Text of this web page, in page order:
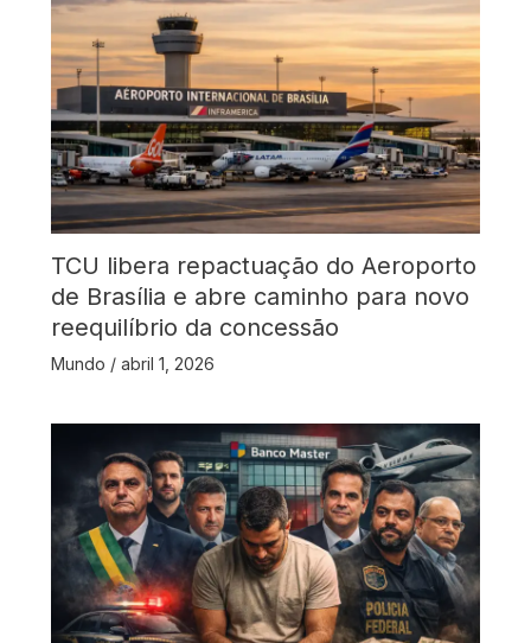
TCU libera repactuação do Aeroporto
de Brasília e abre caminho para novo
reequilíbrio da concessão
Mundo / abril 1, 2026